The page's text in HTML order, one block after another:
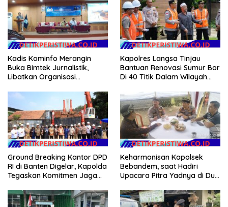
Kadis Kominfo Merangin
Buka Bimtek Jurnalistik,
Libatkan Organisasi
Kapolres Langsa Tinjau
Bantuan Renovasi Sumur Bor
Di 40 Titik Dalam Wilayah
Ground Breaking Kantor DPD
RI di Banten Digelar, Kapolda
Tegaskan Komitmen Jaga
Keharmonisan Kapolsek
Bebandem, saat Hadiri
Upacara Pitra Yadnya di Dua